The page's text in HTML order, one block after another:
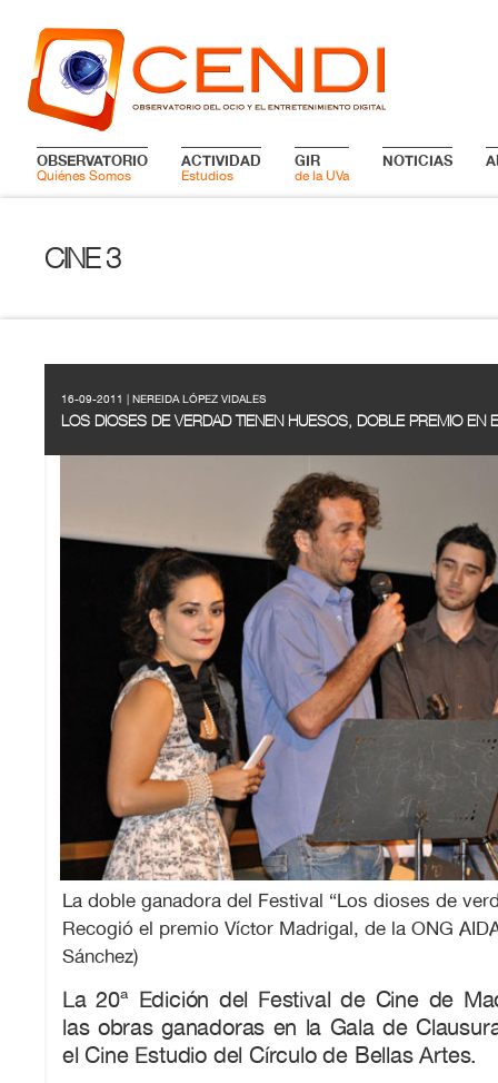
OBSERVATORIO
Quiénes Somos
ACTIVIDAD
Estudios
GIR
de la UVa
NOTICIAS
CINE 3
16-09-2011 | NEREIDA LÓPEZ VIDALES
LOS DIOSES DE VERDAD TIENEN HUESOS, DOBLE PREMIO EN
La doble ganadora del Festival “Los dioses de
Recogió el premio Víctor Madrigal, de la ONG
Sánchez)
La 20ª Edición del Festival de Cine de
las obras ganadoras en la Gala de
el Cine Estudio del Círculo de Bellas Artes.